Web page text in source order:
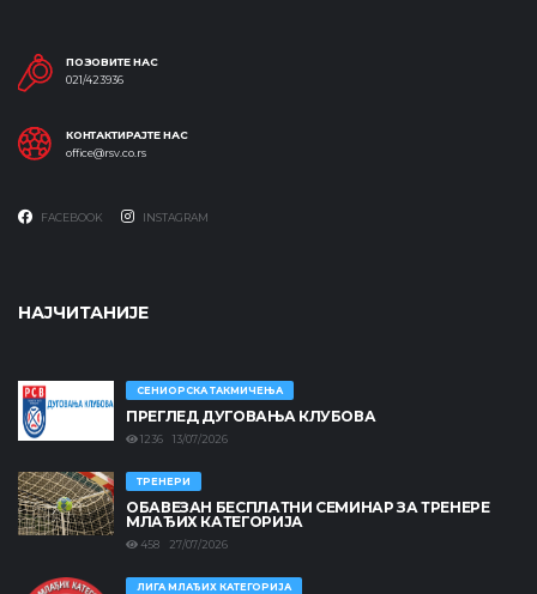
ПОЗОВИТЕ НАС
021/423936
КОНТАКТИРАЈТЕ НАС
office@rsv.co.rs
FACEBOOK INSTAGRAM
НАЈЧИТАНИЈЕ
СЕНИОРСКА ТАКМИЧЕЊА
ПРЕГЛЕД ДУГОВАЊА КЛУБОВА
1236 13/07/2026
ТРЕНЕРИ
ОБАВЕЗАН БЕСПЛАТНИ СЕМИНАР ЗА ТРЕНЕРЕ
МЛАЂИХ КАТЕГОРИЈА
458 27/07/2026
ЛИГА МЛАЂИХ КАТЕГОРИЈА